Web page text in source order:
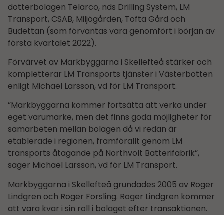
dotterbolagen Telarco, nds Drilling System, LM
Transport, CSAB, Miljögården, Tofta Gård och
Budettan (som förväntas vara genomfört i början av
första kvartalet 2022).
Förvärvet av Markbyggarna i Skellefteå stärker och
kompletterar LM Transports tjänster i Västerbotten
enligt Michael Larsson, vd för LM Transport.
”Markbyggarna kommer fortsätta att verka under
eget varumärke, men det finns goda möjligheter för
samarbeten mellan bolagen då vi redan är
etablerade i regionen, framförallt genom LM
transports åtagande på Northvolt Batterifabrik”,
säger Michael Larsson, vd för LM Transport.
Markbyggarna i Skellefteå grundades 2005 av Roger
Lindgren och Roger Forsling. Roger Lindgren kommer
att vara kvar i sin roll i bolaget efter transaktionen.